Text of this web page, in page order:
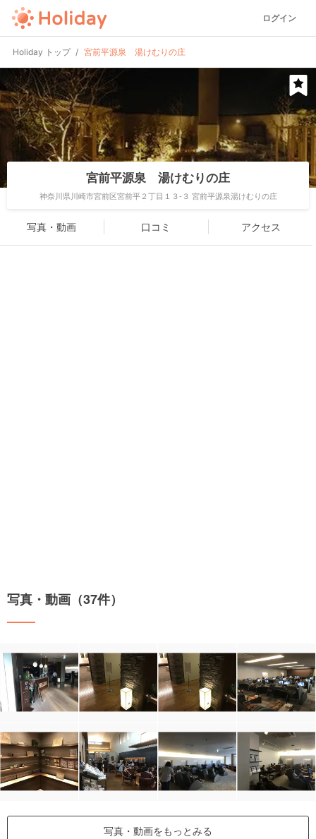
ログイン
Holiday トップ 宮前平源泉 湯けむりの庄
宮前平源泉 湯けむりの庄
神奈川県川崎市宮前区宮前平２丁目１３-３ 宮前平源泉湯けむりの庄
写真・動画 口コミ アクセス
写真・動画（37件）
写真・動画をもっとみる